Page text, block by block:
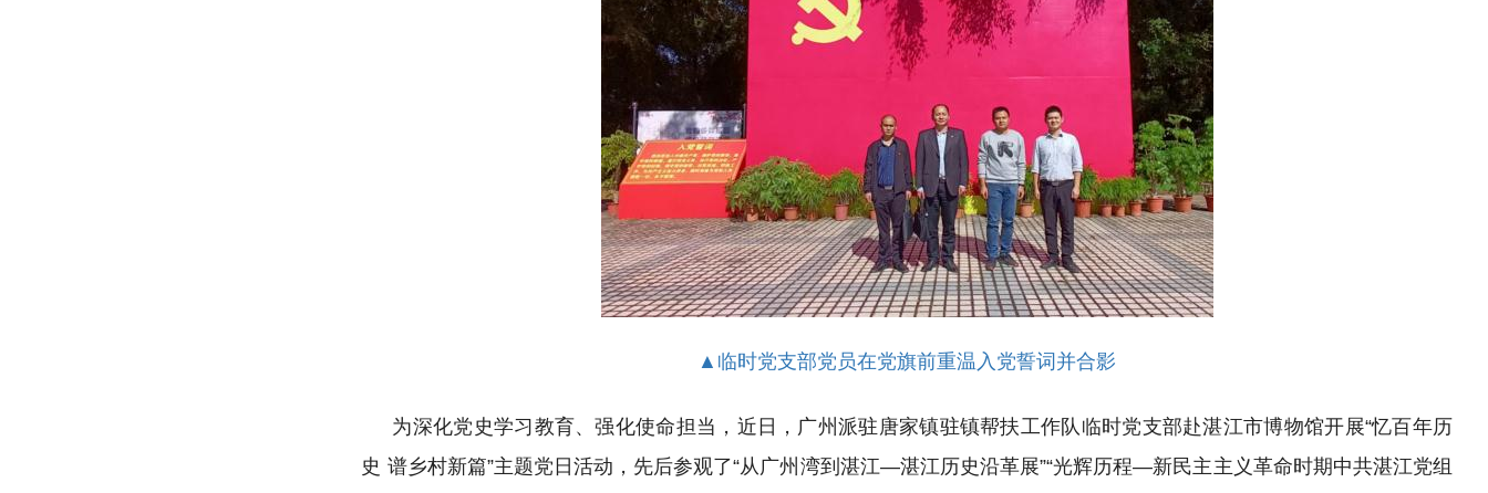
▲ 临时党支部党员在党旗前重温入党誓词并合影
为深化党史学习教育、强化使命担当， 近 日 ， 广州派驻唐家镇驻镇帮扶工作队临时党支部赴湛江市博物馆开展“忆百年历
史 谱乡村新篇”主题党日活动， 先后参观了“从广州湾到湛江—湛江历史沿革展”“光辉历程—新民主主义革命时期中共湛江党组